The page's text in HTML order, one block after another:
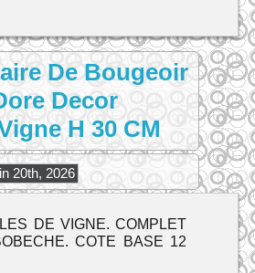
De Bougeoir
Decor
H 30 CM
20th, 2026
DE VIGNE. COMPLET
COTE BASE 12